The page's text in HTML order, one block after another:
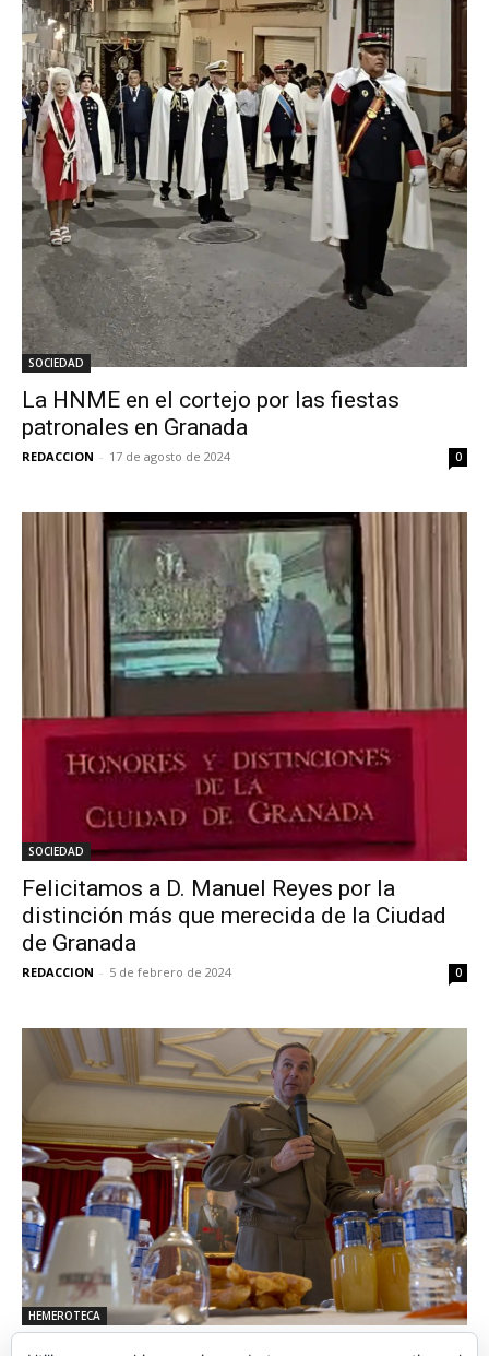
SOCIEDAD
La HNME en el cortejo por las fiestas
patronales en Granada
REDACCION - 17 de agosto de 2024 0
SOCIEDAD
Felicitamos a D. Manuel Reyes por la
distinción más que merecida de la Ciudad
de Granada
REDACCION - 5 de febrero de 2024 0
HEMEROTECA